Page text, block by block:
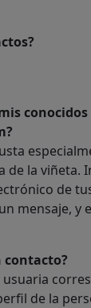
de la viñeta.
de
mensaje, y
contacto?
de la